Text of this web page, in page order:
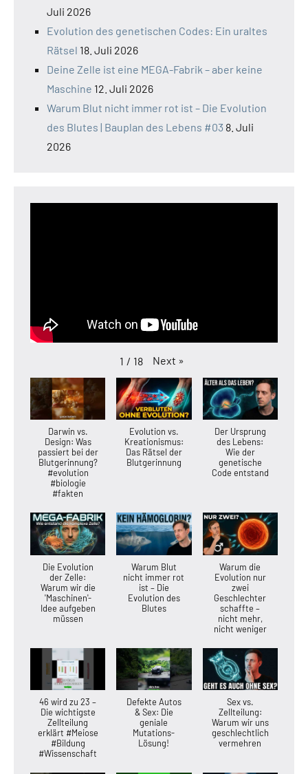
Juli 2026
Evolution des genetischen Codes: Ein uraltes
Rätsel 18. Juli 2026
Deine Zelle ist eine MEGA-Fabrik – aber keine
Maschine 12. Juli 2026
Warum Blut nicht immer rot ist – Die Evolution
des Blutes | Bauplan des Lebens #03 8. Juli
2026
1 / 18 Next »
Darwin vs.
Design: Was
passiert bei der
Blutgerinnung?
#evolution
#biologie
#fakten
Evolution vs.
Kreationismus:
Das Rätsel der
Blutgerinnung
Der Ursprung
des Lebens:
Wie der
genetische
Code entstand
Die Evolution
der Zelle:
Warum wir die
'Maschinen'-
Idee aufgeben
müssen
Warum Blut
nicht immer rot
ist – Die
Evolution des
Blutes
Warum die
Evolution nur
zwei
Geschlechter
schaffte –
nicht mehr,
nicht weniger
46 wird zu 23 –
Die wichtigste
Zellteilung
erklärt #Meiose
#Bildung
#Wissenschaft
Defekte Autos
& Sex: Die
geniale
Mutations-
Lösung!
Sex vs.
Zellteilung:
Warum wir uns
geschlechtlich
vermehren